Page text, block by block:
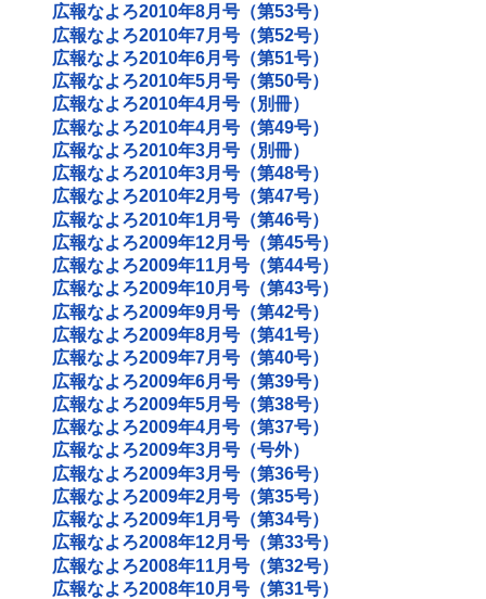
広報なよろ2010年8月号（第53号）
広報なよろ2010年7月号（第52号）
広報なよろ2010年6月号（第51号）
広報なよろ2010年5月号（第50号）
広報なよろ2010年4月号（別冊）
広報なよろ2010年4月号（第49号）
広報なよろ2010年3月号（別冊）
広報なよろ2010年3月号（第48号）
広報なよろ2010年2月号（第47号）
広報なよろ2010年1月号（第46号）
広報なよろ2009年12月号（第45号）
広報なよろ2009年11月号（第44号）
広報なよろ2009年10月号（第43号）
広報なよろ2009年9月号（第42号）
広報なよろ2009年8月号（第41号）
広報なよろ2009年7月号（第40号）
広報なよろ2009年6月号（第39号）
広報なよろ2009年5月号（第38号）
広報なよろ2009年4月号（第37号）
広報なよろ2009年3月号（号外）
広報なよろ2009年3月号（第36号）
広報なよろ2009年2月号（第35号）
広報なよろ2009年1月号（第34号）
広報なよろ2008年12月号（第33号）
広報なよろ2008年11月号（第32号）
広報なよろ2008年10月号（第31号）